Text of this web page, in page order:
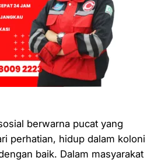
berwarna pucat yang
perhatian, hidup dalam koloni
baik. Dalam masyarakat